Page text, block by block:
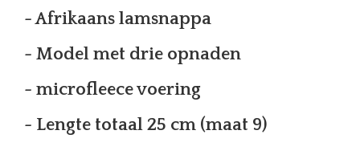
- Afrikaans lamsnappa
- Model met drie opnaden
- microfleece voering
- Lengte totaal 25 cm (maat 9)